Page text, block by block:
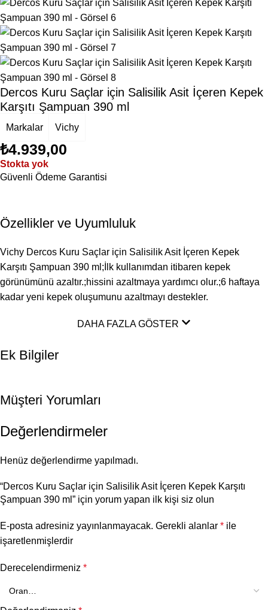
Dercos Kuru Saçlar için Salisilik Asit İçeren Kepek
Karşıtı Şampuan 390 ml
Markalar Vichy
₺4.939,00
Stokta yok
Güvenli Ödeme Garantisi
Özellikler ve Uyumluluk
Vichy Dercos Kuru Saçlar için Salisilik Asit İçeren Kepek
Karşıtı Şampuan 390 ml;İlk kullanımdan itibaren kepek
görünümünü azaltır.;hissini azaltmaya yardımcı olur.;6 haftaya
kadar yeni kepek oluşumunu azaltmayı destekler.
DAHA FAZLA GÖSTER
Ek Bilgiler
Müşteri Yorumları
Değerlendirmeler
Henüz değerlendirme yapılmadı.
“Dercos Kuru Saçlar için Salisilik Asit İçeren Kepek Karşıtı
Şampuan 390 ml” için yorum yapan ilk kişi siz olun
E-posta adresiniz yayınlanmayacak. Gerekli alanlar * ile
işaretlenmişlerdir
Derecelendirmeniz *